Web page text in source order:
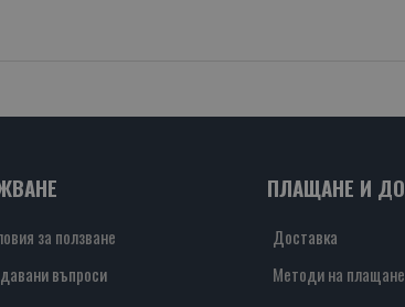
за ползване
въпроси
ПЛАЩАНЕ И
Доставка
Методи на плащане